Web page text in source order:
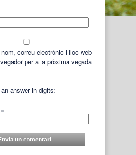
correu electrònic i lloc web
per a la pròxima vegada
answer in digits: